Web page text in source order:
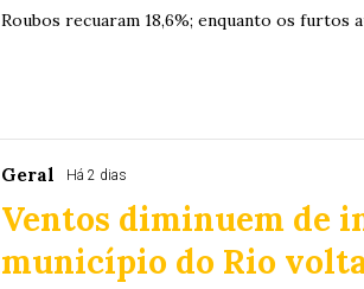
Roubos recuaram 18,6%; enquanto os furtos
Geral Há 2 dias
Ventos diminuem de
município do Rio volta